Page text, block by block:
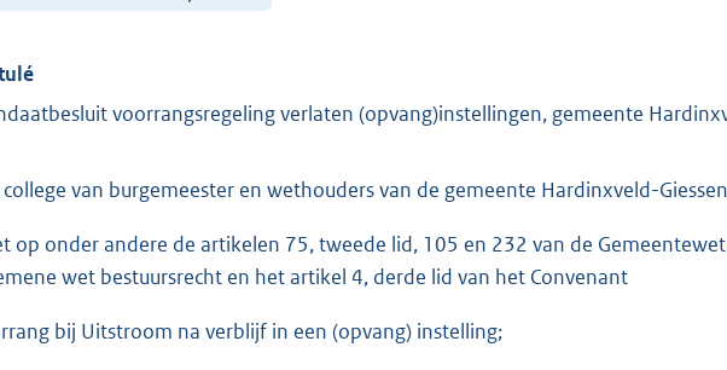
voorrangsregeling verlaten (opvang)instellingen, gemeente
van burgemeester en wethouders van de gemeente Hardinxveld-
op onder andere de artikelen 75, tweede lid, 105 en 232 van de
wet bestuursrecht en het artikel 4, derde lid van het Convenant
bij Uitstroom na verblijf in een (opvang) instelling;